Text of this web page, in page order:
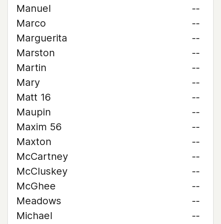
Manuel
--
Marco
--
Marguerita
--
Marston
--
Martin
--
Mary
--
Matt 16
--
Maupin
--
Maxim 56
--
Maxton
--
McCartney
--
McCluskey
--
McGhee
--
Meadows
--
Michael
--